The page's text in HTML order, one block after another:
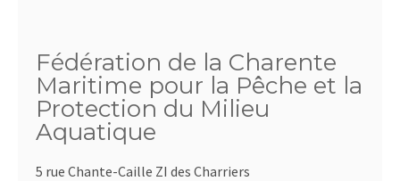
Fédération de la Charente
Maritime pour la Pêche et la
Protection du Milieu
Aquatique
5 rue Chante-Caille ZI des Charriers